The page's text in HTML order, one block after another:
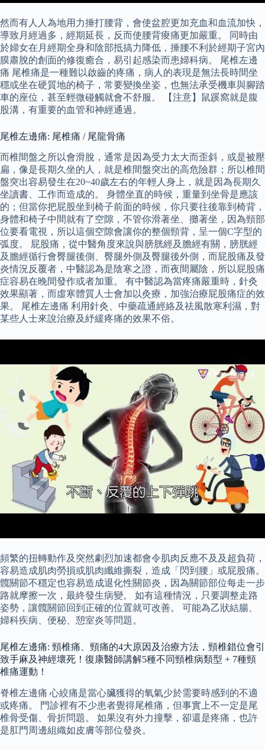
然而有人人為地用力捶打腰背，會使盆腔更加充血和血流加快，
導致月經過多，經期延長，反而使腰背痠痛更加嚴重。 同時由
於婦女在月經期全身和陰部抵搞力降低，捶腰不利於經期子宮內
膜肅脫的創面的修復癒合，易引起感染而患婦科病。 尾椎左邊
痛 尾椎痛是一種難以啟齒的疼痛，病人的表現是無法長時間坐
穩或坐在硬質地的椅子，常要變換坐姿，也無法承受機車與腳踏
車的座位，甚至輕微碰觸就會不舒服。 【注意】鼠蹊窩就是腹
股溝，有重要的血管和神經通過。
尾椎左邊痛: 尾椎痛 / 尾龍骨痛
而椎間盤之所以會滑脫，通常是因為受力太大而歪斜，或是被壓
扁，像是長期久坐的人，就是椎間盤突出的高危險群；所以椎間
盤突出容易發生在20~40歲左右的年輕人身上，就是因為長期久
坐讀書、工作而造成的。 身體坐直的時候，重量到坐骨是應該
的；但當你把屁股坐到椅子前面的時候，你只要往後靠到椅背，
身體和椅子中間就有了空隙，不管你滑著坐、攤著坐，因為頸部
位要看電視，所以這個空隙會讓你的整個頸背，呈一個C字型的
弧度。 屁股痛，從中醫角度來說與膀胱經及膽經有關，膀胱經
及膽經循行會臀腿後側、臀腿外側及臀腿後外側，而屁股痛及發
炎情況反覆者，中醫認為是陰寒之證，而夜間屬陰，所以屁股痛
症容易在晚間發作或者加重。 有中醫認為當疼痛嚴重時，針灸
效果顯著，而虛寒體質人士會加以灸療，加強治療屁股痛症的效
果。 尾椎左邊痛 利用針灸、中藥疏通經絡及祛風散寒利濕，對
某些人士來說治療及紓緩疼痛的效果不俗。
頻繁的扭轉動作及突然劇烈加速都會令肌肉反應不及及超負荷，
容易造成肌肉勞損或肌肉纖維撕裂，造成「閃到腰」或屁股痛。
髖關節不穩定也容易造成退化性關節炎，因為關節部位每走一步
路就摩擦一次，最終發生病變。 如有這種情況，只要調整走路
姿勢，讓髖關節回到正確的位置就可改善。 可能為乙狀結腸、
婦科疾病、便秘、憩室炎等問題。
尾椎左邊痛: 頸椎痛、頸痛的4大原因及治療方法，頸椎錯位會引
致手麻及神經壞死！復康醫師講解5種不同頸椎病類型 + 7種頸
椎痛運動！
脊椎左邊痛 心絞痛是當心臟獲得的氧氣少於需要時感到的不適
或疼痛。 門診裡有不少患者覺得尾椎痛，但事實上不一定是尾
椎骨受傷、骨折問題。 如果沒有外力撞擊，卻還是疼痛，也許
是肛門周邊組織如皮膚等部位發炎。